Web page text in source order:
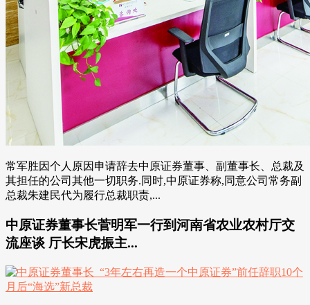
常军胜因个人原因申请辞去中原证券董事、副董事长、总裁及
其担任的公司其他一切职务.同时,中原证券称,同意公司常务副
总裁朱建民代为履行总裁职责,...
中原证券董事长菅明军一行到河南省农业农村厅交
流座谈 厅长宋虎振主...